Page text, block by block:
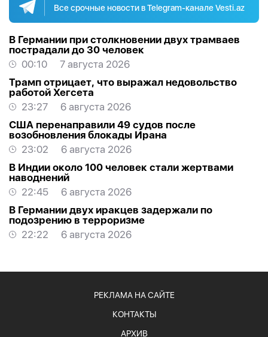
Все срочные новости в Telegram-канале Vesti.az
В Германии при столкновении двух трамваев
пострадали до 30 человек
00:10
7 августа 2026
Трамп отрицает, что выражал недовольство
работой Хегсета
23:27
6 августа 2026
США перенаправили 49 судов после
возобновления блокады Ирана
23:02
6 августа 2026
В Индии около 100 человек стали жертвами
наводнений
22:45
6 августа 2026
В Германии двух иракцев задержали по
подозрению в терроризме
22:22
6 августа 2026
РЕКЛАМА НА САЙТЕ
КОНТАКТЫ
АРХИВ